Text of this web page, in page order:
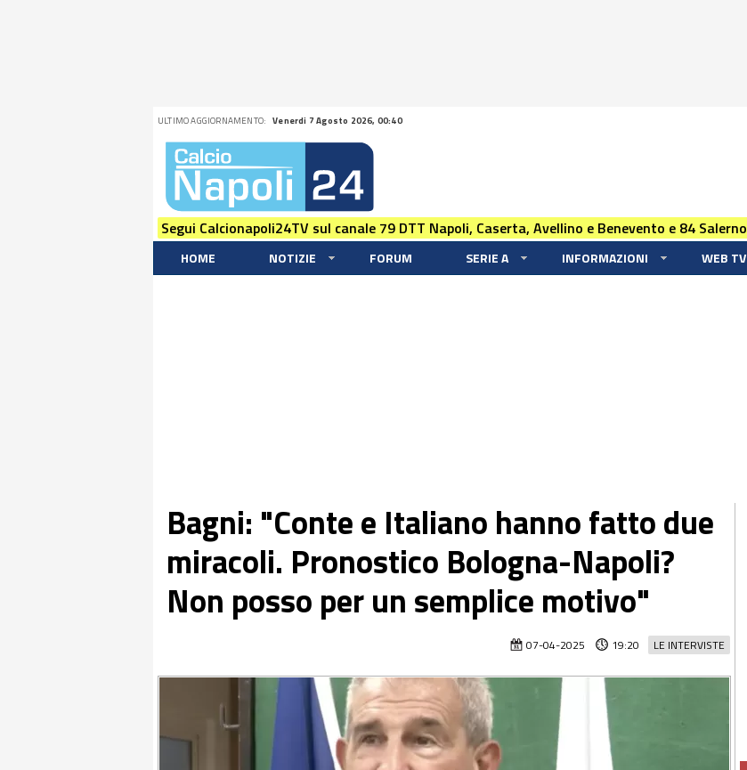
ULTIMO AGGIORNAMENTO: Venerdi 7 Agosto 2026, 00:40
Segui Calcionapoli24TV sul canale 79 DTT Napoli, Caserta, Avellino e Benevento e 84 Salerno
HOME NOTIZIE FORUM SERIE A INFORMAZIONI WEB TV
Bagni: "Conte e Italiano hanno fatto due
miracoli. Pronostico Bologna-Napoli?
Non posso per un semplice motivo"
LE INTERVISTE
07-04-2025 19:20